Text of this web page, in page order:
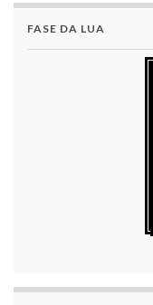
FASE DA LUA